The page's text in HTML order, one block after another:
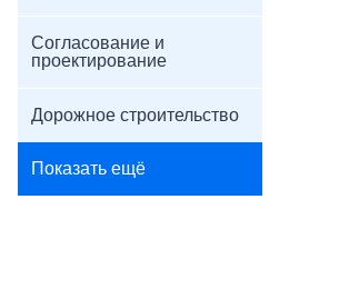
Согласование и
проектирование
Дорожное строительство
Показать ещё